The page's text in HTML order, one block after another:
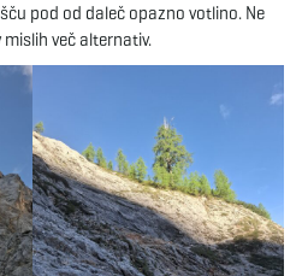
o
pod od daleč opazno votlino. Ne
več alternativ.